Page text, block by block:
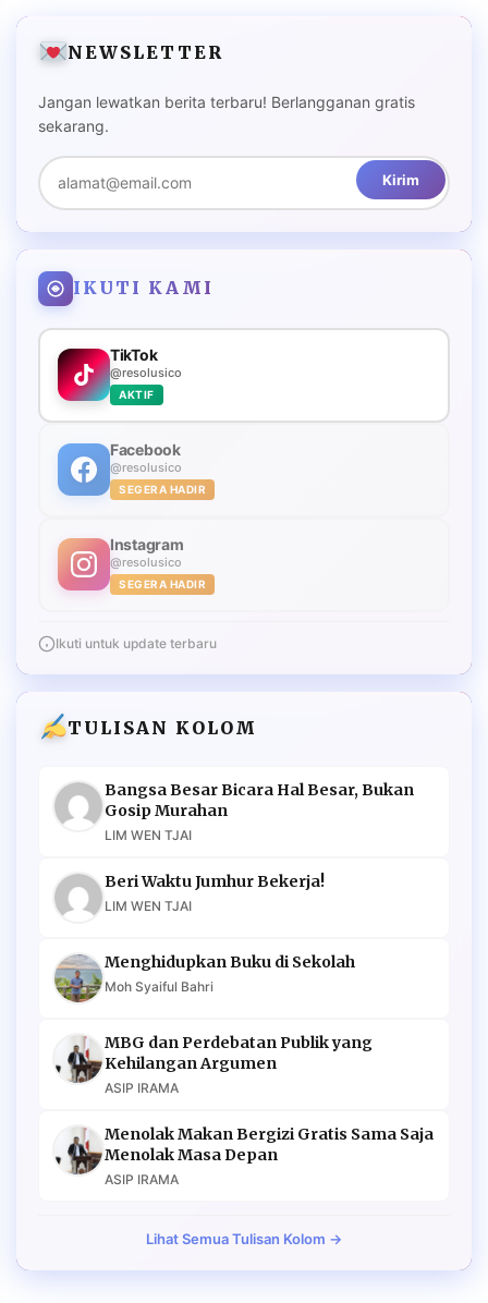
NEWSLETTER
Jangan lewatkan berita terbaru! Berlangganan gratis
sekarang.
Kirim
IKUTI KAMI
TikTok
@resolusico
AKTIF
Facebook
@resolusico
SEGERA HADIR
Instagram
@resolusico
SEGERA HADIR
Ikuti untuk update terbaru
TULISAN KOLOM
Bangsa Besar Bicara Hal Besar, Bukan
Gosip Murahan
LIM WEN TJAI
Beri Waktu Jumhur Bekerja!
LIM WEN TJAI
Menghidupkan Buku di Sekolah
Moh Syaiful Bahri
MBG dan Perdebatan Publik yang
Kehilangan Argumen
ASIP IRAMA
Menolak Makan Bergizi Gratis Sama Saja
Menolak Masa Depan
ASIP IRAMA
Lihat Semua Tulisan Kolom →